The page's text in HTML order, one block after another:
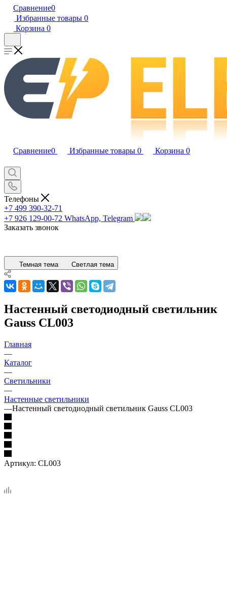
Сравнение0
Избранные товары 0
Корзина 0
Сравнение0 Избранные товары 0 Корзина 0
Телефоны
+7 499 390-32-71
+7 926 129-00-72 WhatsApp, Telegram
Заказать звонок
Темная тема Светлая тема
Настенный светодиодный светильник
Gauss CL003
Главная
—
Каталог
—
Светильники
—
Настенные светильники
—Настенный светодиодный светильник Gauss CL003
Артикул: CL003